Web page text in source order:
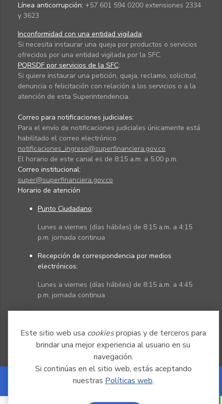
Este sitio web usa cookiespropias y de terceros para
brindar una mejor experiencia al usuario en su
navegación.
Si continúas en el sitio web, estás aceptando
nuestras Políticas web.
Línea anticorrupción: +57 601 594 0200 extensiones 2334
y 3623
Inconformidad con una entidad vigilada:
Si necesita instaurar una queja por productos o servicios
ofrecidos por una entidad vigilada por la SFC.
PQRSDF por servicios de la SFC:
Si quiere instaurar una petición, queja, reclamo, solicitud,
denuncia o felicitación con relación a los servicios o a la
atención de esta Superintendencia.
Correo para notificaciones judiciales:
Para el envío de notificaciones judiciales únicamente está
habilitado el correo electrónico
notificaciones_ingreso@superfinanciera.gov.co
El horario de este canal es de 8:15 a.m. a 5:00 p.m.
Correo institucional:
super@superfinanciera.gov.co
Horario de atención
Punto Ciudadano:
Lunes a viernes (días hábiles) de 8:15 a.m. a 4:15
p.m. jornada continua
Recepción de correspondencia por medios
electrónicos:
Lunes a viernes (días hábiles) de 8:15 a.m. a 4:45
p.m. jornada continua
Powered by Nexura